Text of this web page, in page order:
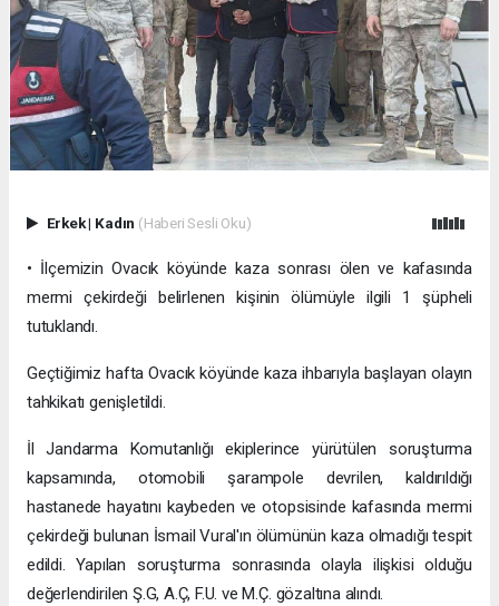
Erkek| Kadın (Haberi Sesli Oku)
• İlçemizin Ovacık köyünde kaza sonrası ölen ve kafasında
mermi çekirdeği belirlenen kişinin ölümüyle ilgili 1 şüpheli
tutuklandı.
Geçtiğimiz hafta Ovacık köyünde kaza ihbarıyla başlayan olayın
tahkikatı genişletildi.
İl Jandarma Komutanlığı ekiplerince yürütülen soruşturma
kapsamında, otomobili şarampole devrilen, kaldırıldığı
hastanede hayatını kaybeden ve otopsisinde kafasında mermi
çekirdeği bulunan İsmail Vural'ın ölümünün kaza olmadığı tespit
edildi. Yapılan soruşturma sonrasında olayla ilişkisi olduğu
değerlendirilen Ş.G, A.Ç, F.U. ve M.Ç. gözaltına alındı.